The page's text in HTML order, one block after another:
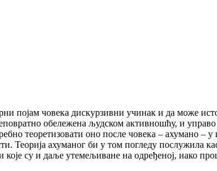
појам човека дискурзивни учинак и да може
обележена људском активношћу, и управо
теоретизовати оно после човека – ахумано –
ахуманог би у том погледу послужила
су и даље утемељиване на одређеној, иако